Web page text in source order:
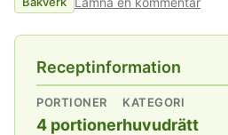
Receptinformation
PORTIONER
4 portioner
KATEGORI
huvudrätt